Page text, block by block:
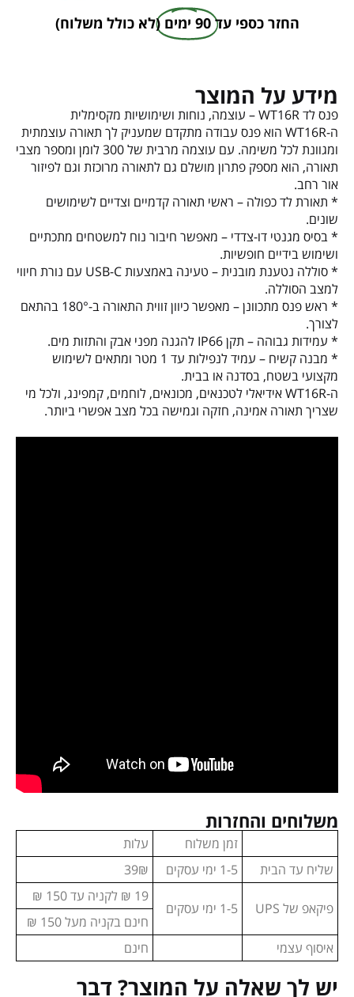
החזר כספי עד 90 ימים (לא כולל משלוח)
מידע על המוצר
פנס לד WT16R – עוצמה, נוחות ושימושיות מקסימלית
ה-WT16R הוא פנס עבודה מתקדם שמעניק לך תאורה עוצמתית
ומגוונת לכל משימה. עם עוצמה מרבית של 300 לומן ומספר מצבי
תאורה, הוא מספק פתרון מושלם גם לתאורה מרוכזת וגם לפיזור
אור רחב.
* תאורת לד כפולה – ראשי תאורה קדמיים וצדיים לשימושים
שונים.
* בסיס מגנטי דו-צדדי – מאפשר חיבור נוח למשטחים מתכתיים
ושימוש בידיים חופשיות.
* סוללה נטענת מובנית – טעינה באמצעות USB-C עם נורת חיווי
למצב הסוללה.
* ראש פנס מתכוונן – מאפשר כיוון זווית התאורה ב-180° בהתאם
לצורך.
* עמידות גבוהה – תקן IP66 להגנה מפני אבק והתזות מים.
* מבנה קשיח – עמיד לנפילות עד 1 מטר ומתאים לשימוש
מקצועי בשטח, בסדנה או בבית.
ה-WT16R אידיאלי לטכנאים, מכונאים, לוחמים, קמפינג, ולכל מי
שצריך תאורה אמינה, חזקה וגמישה בכל מצב אפשרי ביותר.
משלוחים והחזרות
זמן משלוח
עלות
שליח עד הבית
1-5 ימי עסקים 39₪
פיקאפ של UPS 1-5 ימי עסקים
19 ₪ לקניה עד 150 ₪
חינם בקניה מעל 150 ₪
איסוף עצמי
חינם
יש לך שאלה על המוצר? דבר